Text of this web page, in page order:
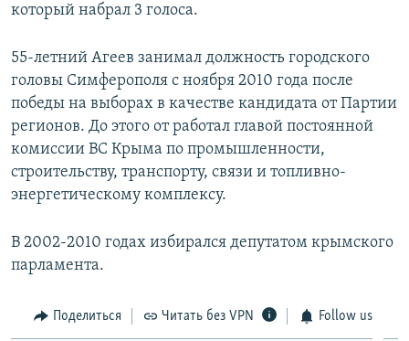
УКРАИНСКАЯ ПРОБЛЕМА КРЫМА
который набрал 3 голоса.
55-летний Агеев занимал должность городского
головы Симферополя с ноября 2010 года после
победы на выборах в качестве кандидата от Партии
регионов. До этого от работал главой постоянной
комиссии ВС Крыма по промышленности,
строительству, транспорту, связи и топливно-
энергетическому комплексу.
В 2002-2010 годах избирался депутатом крымского
парламента.
Поделиться Читать без VPN Follow us